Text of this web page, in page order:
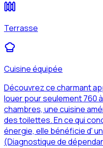
Terrasse
Cuisine équipée
Découvrez ce charmant
louer pour seulement 760
chambres, une cuisine
des toilettes. En ce qui
énergie, elle bénéficie d'
(Diagnostique de